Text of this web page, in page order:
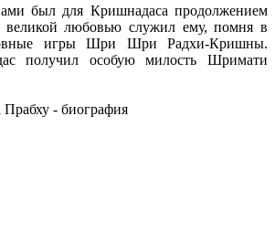
был для Кришнадаса продолжением
великой любовью служил ему, помня в
игры Шри Шри Радхи-Кришны.
получил особую милость Шримати